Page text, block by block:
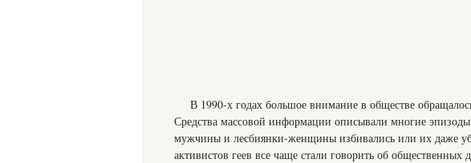
В 1990-х годах большое внимание в обществе
Средства массовой информации описывали многие
мужчины и лесбиянки-женщины избивались или их даже
активистов геев все чаще стали говорить об